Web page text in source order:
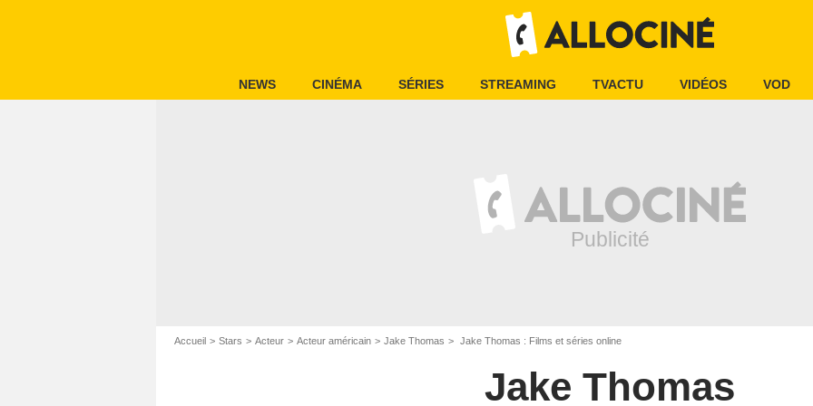
NEWS CINÉMA SÉRIES STREAMING TVACTU VIDÉOS VOD
Accueil Stars Acteur Acteur américain Jake Thomas Jake Thomas : Films et séries online
Jake Thomas